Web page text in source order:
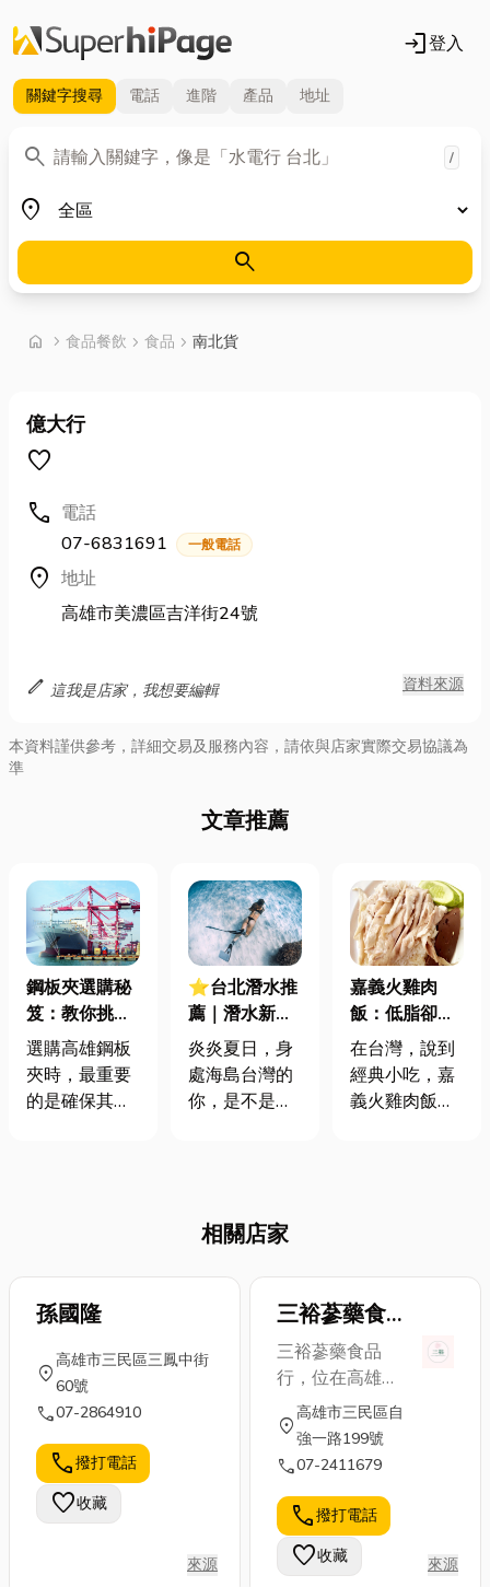
login登入
關鍵字搜尋 電話 進階 產品 地址
search
關鍵字 /
place
地區
search
home chevron_right 首頁
食品餐飲 chevron_right 食品 chevron_right 南北貨
億大行
favorite
call 電話
07-6831691
一般電話
location_on 地址
高雄市美濃區吉洋街24號
edit 這我是店家，我想要編輯 資料來源
本資料謹供參考，詳細交易及服務內容，請依與店家實際交易協議為
準
文章推薦
鋼板夾選購秘
笈：教你挑選
完美無痕夾
具，保護鋼板
品質升級！
選購高雄鋼板
夾時，最重要
的是確保其安
能有效保護鋼
板表面，適合
格的產業，如
建築、造船與
鋼構工程。 選
擇時應考量鋼
板厚度、重量
及夾具承載能
力，確保符合
⭐台北潛水推
薦｜潛水新手
必看！水肺vs.
自由潛水差在
哪？裝備、安
炎炎夏日，身
處海島台灣的
你，是不是也
懷抱，甚至考
照！然而，面
對眾多選擇，
水肺潛水和自
由潛水究竟有
什麼不同？ 投
動前，又有哪
些安全注意事
項？ 以及，常
見的潛水裝...
嘉義火雞肉
飯：低脂卻濃
郁，吃出不一
樣的美味體
驗！
在台灣，說到
經典小吃，嘉
義火雞肉飯無
經成為了許多
人心中對嘉義
的味覺記憶。
不同於一般的
雞肉飯，火雞
肉的質感更加
細膩、肉質更
為鮮嫩，每一
口都散發著獨
特的甘美滋
味。尤其是那
一...
相關店家
孫國隆
location_on
高雄市三民區三鳳中街
60號
call07-2864910
call撥打電話
favorite收藏
來源
三裕蔘藥食
品行-中藥材
| 進口食品 |
糖果餅乾 | 南
北貨 | 年貨禮
品
三裕蔘藥食品
行，位在高雄市
三民區，主要營
業銷售： • 燕窩
• 高麗 • 人蔘 •
進口食品 • 糖果
餅乾 • 南北貨 •
年貨禮品 三裕中
location_on
高雄市三民區自
強一路199號
call07-2411679
call撥打電話
favorite收藏 來源